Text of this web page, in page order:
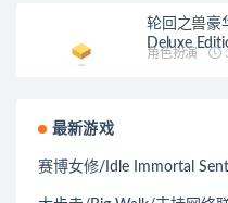
轮回之兽豪
Deluxe
角色扮演
最新游戏
赛博女修/Idle Immortal